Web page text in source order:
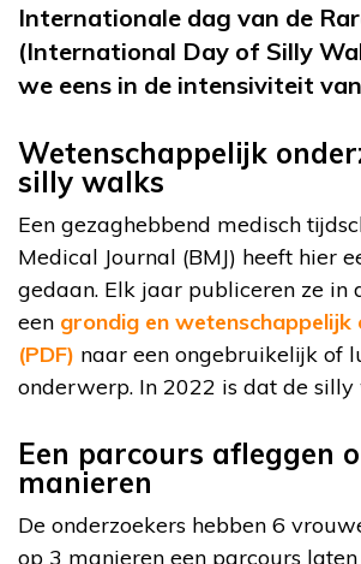
Internationale dag van de
(International Day of Silly
we eens in de intensiviteit
Wetenschappelijk
silly walks
Een gezaghebbend medisch
Medical Journal (BMJ) heeft hier
gedaan. Elk jaar publiceren ze in
een grondig en wetenschappelijk
(PDF) naar een ongebruikelijk of
onderwerp. In 2022 is dat de silly
Een parcours afleggen
manieren
De onderzoekers hebben 6
op 3 manieren een parcours